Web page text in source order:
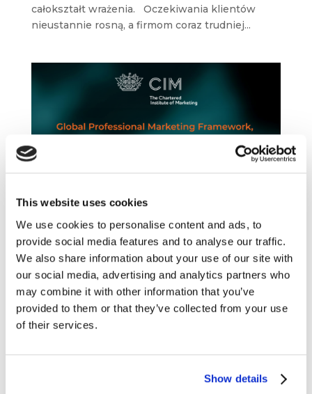
This website uses cookies
We use cookies to personalise content and ads, to
provide social media features and to analyse our traffic.
We also share information about your use of our site with
our social media, advertising and analytics partners who
may combine it with other information that you’ve
provided to them or that they’ve collected from your use
of their services.
Show details
całokształt wrażenia. Oczekiwania klientów
nieustannie rosną, a firmom coraz trudniej...
Global Professional Marketing Framework,
czyli jak CIM porządkuje zawód marketera
lip 6, 2026|Aktualności,Artykuły,CIM,
Innowacje
Ludzie Narzędzia
Rekomendowane
Technologia, Trendy
Wiedza
Pewnym paradoksem jest, że organizacje –
wciąż boją się im zaufać. I nierzadko nie potrafią